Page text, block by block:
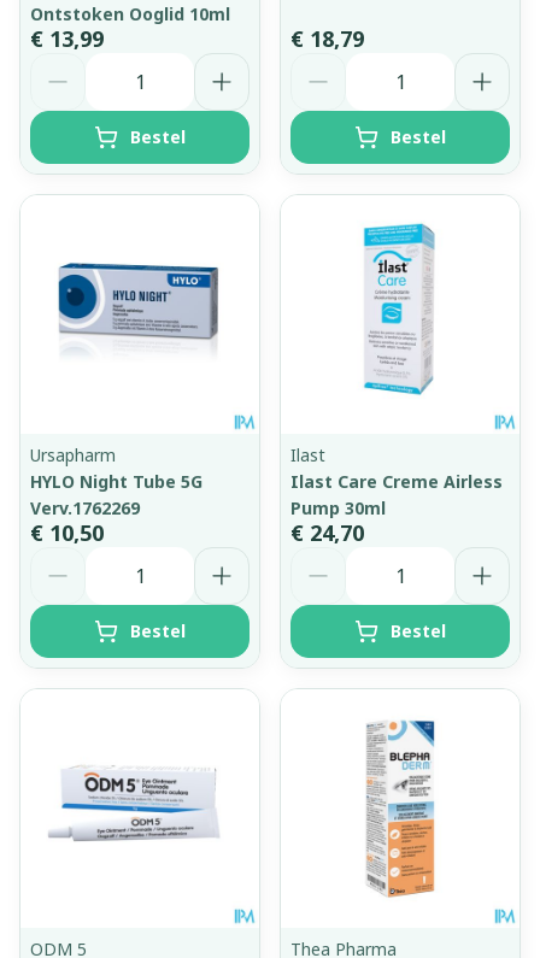
Ontstoken Ooglid 10ml
€ 13,99
Bestel
€ 18,79
Bestel
Ursapharm
HYLO Night Tube 5G
Verv.1762269
€ 10,50
Bestel
Ilast
Ilast Care Creme Airless
Pump 30ml
€ 24,70
Bestel
ODM 5
Thea Pharma